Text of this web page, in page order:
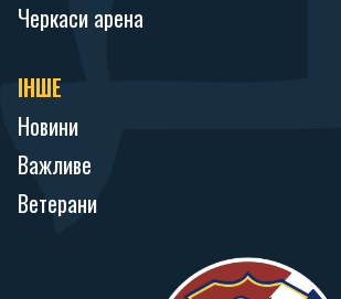
Черкаси арена
ІНШЕ
Новини
Важливе
Ветерани